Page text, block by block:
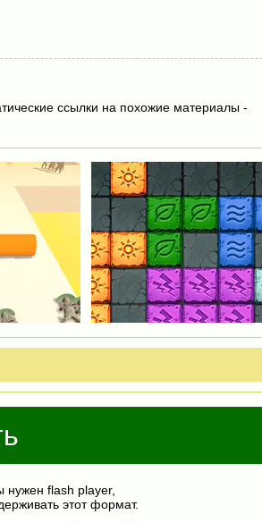
ссылки на похожие материалы -
нужен flash player,
этот формат.